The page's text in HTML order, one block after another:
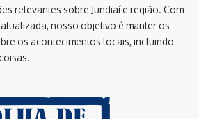
relevantes sobre Jundiaí e região. Com
nosso objetivo é manter os
os acontecimentos locais, incluindo